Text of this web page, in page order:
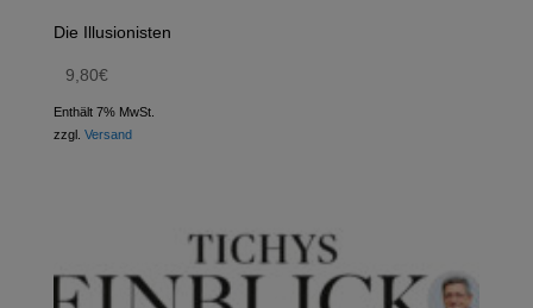
Die Illusionisten
9,80€
Enthält 7% MwSt.
zzgl. Versand